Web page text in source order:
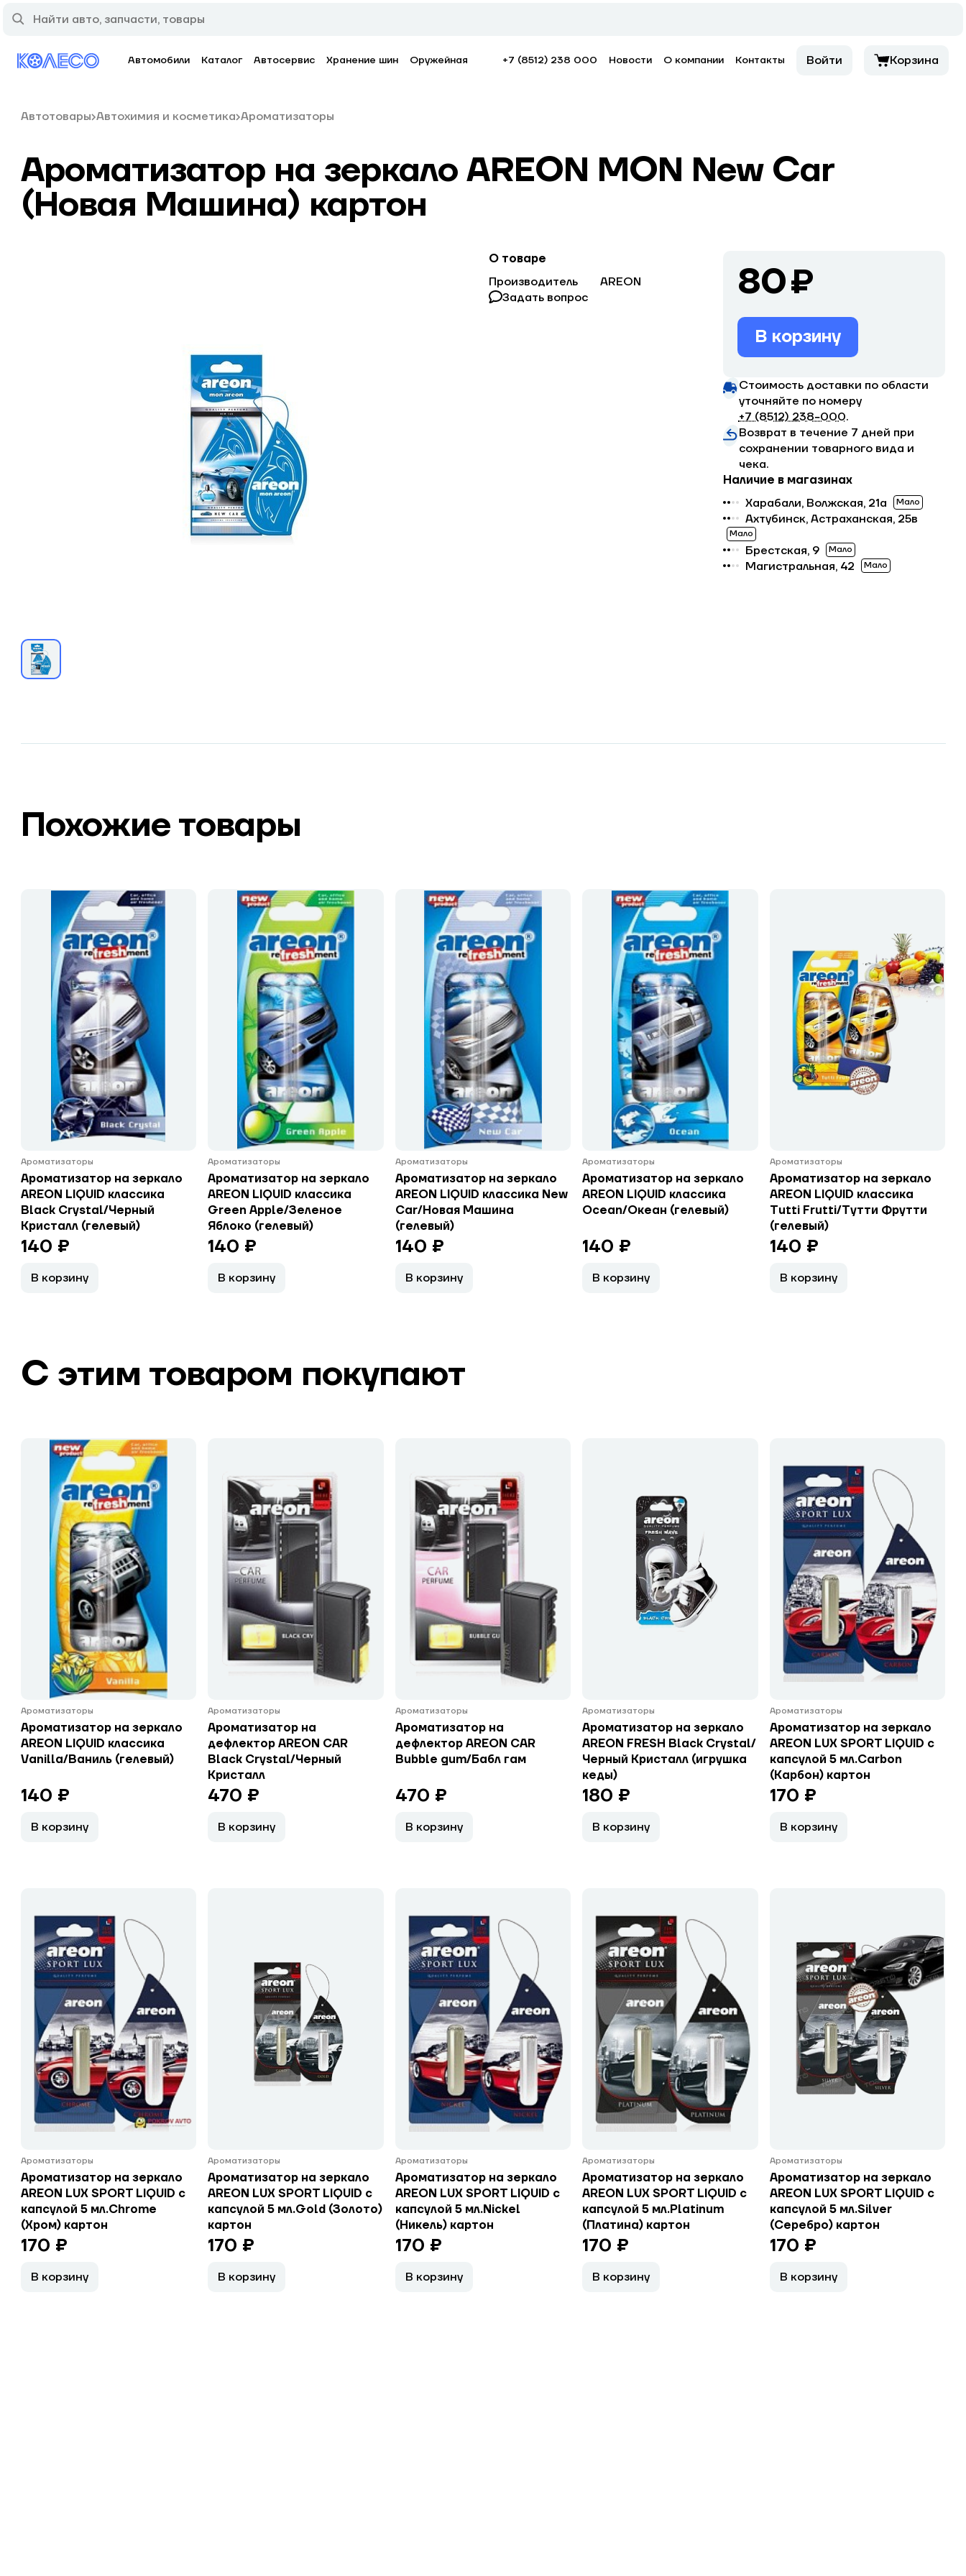
Автомобили Каталог Автосервис Хранение шин Оружейная +7 (8512) 238 000 Новости О компании Контакты Войти Корзина
Автотовары Автохимия и косметика Ароматизаторы
Ароматизатор на зеркало AREON MON New Car
(Новая Машина) картон
О товаре
Производитель
AREON
Задать вопрос
80 ₽
В корзину
Стоимость доставки по области
уточняйте по номеру
+7 (8512) 238−000.
Возврат в течение 7 дней при
сохранении товарного вида и
чека.
Наличие в магазинах
Харабали, Волжская, 21а
Мало
Ахтубинск, Астраханская, 25в
Мало
Брестская, 9 Мало
Магистральная, 42 Мало
Похожие товары
Ароматизаторы
Ароматизатор на зеркало
AREON LIQUID классика
Black Crystal/Черный
Кристалл (гелевый)
140 ₽
В корзину
Ароматизаторы
Ароматизатор на зеркало
AREON LIQUID классика
Green Apple/Зеленое
Яблоко (гелевый)
140 ₽
В корзину
Ароматизаторы
Ароматизатор на зеркало
AREON LIQUID классика New
Car/Новая Машина
(гелевый)
140 ₽
В корзину
Ароматизаторы
Ароматизатор на зеркало
AREON LIQUID классика
Ocean/Океан (гелевый)
140 ₽
В корзину
Ароматизаторы
Ароматизатор на зеркало
AREON LIQUID классика
Tutti Frutti/Тутти Фрутти
(гелевый)
140 ₽
В корзину
С этим товаром покупают
Ароматизаторы
Ароматизатор на зеркало
AREON LIQUID классика
Vanilla/Ваниль (гелевый)
140 ₽
В корзину
Ароматизаторы
Ароматизатор на
дефлектор AREON CAR
Black Crystal/Черный
Кристалл
470 ₽
В корзину
Ароматизаторы
Ароматизатор на
дефлектор AREON CAR
Bubble gum/Бабл гам
470 ₽
В корзину
Ароматизаторы
Ароматизатор на зеркало
AREON FRESH Black Crystal/
Черный Кристалл (игрушка
кеды)
180 ₽
В корзину
Ароматизаторы
Ароматизатор на зеркало
AREON LUX SPORT LIQUID с
капсулой 5 мл.Carbon
(Карбон) картон
170 ₽
В корзину
Ароматизаторы
Ароматизатор на зеркало
AREON LUX SPORT LIQUID с
капсулой 5 мл.Chrome
(Хром) картон
170 ₽
В корзину
Ароматизаторы
Ароматизатор на зеркало
AREON LUX SPORT LIQUID с
капсулой 5 мл.Gold (Золото)
картон
170 ₽
В корзину
Ароматизаторы
Ароматизатор на зеркало
AREON LUX SPORT LIQUID с
капсулой 5 мл.Nickel
(Никель) картон
170 ₽
В корзину
Ароматизаторы
Ароматизатор на зеркало
AREON LUX SPORT LIQUID с
капсулой 5 мл.Platinum
(Платина) картон
170 ₽
В корзину
Ароматизаторы
Ароматизатор на зеркало
AREON LUX SPORT LIQUID с
капсулой 5 мл.Silver
(Серебро) картон
170 ₽
В корзину